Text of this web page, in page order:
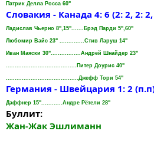
Патрик Делла Росса 60"
Словакия - Канада 4: 6 (2: 2, 2:
Ладислав Чьерно 8",15".......Брэд Парди 5",60"
Любомир Вайс 23" ..............Стив Ларуш 14"
Иван Maяски 30".................Андрей Шнайдер 23"
........................................Питер Доурис 40"
.........................................Джефф Тори 54"
Германия - Швейцария 1: 2 (п.п)
Даффнер 15"............Андре Рётели 28"
Буллит:
Жан-Жак Эшлиманн